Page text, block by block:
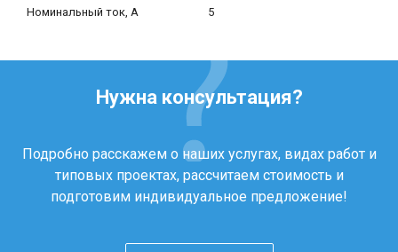
Номинальный ток, А 5
Нужна консультация?
Подробно расскажем о наших услугах, видах работ и
типовых проектах, рассчитаем стоимость и
подготовим индивидуальное предложение!